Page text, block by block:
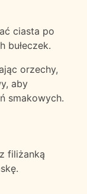
ciasta po
bułeczek.
orzechy,
aby
smakowych.
filiżanką